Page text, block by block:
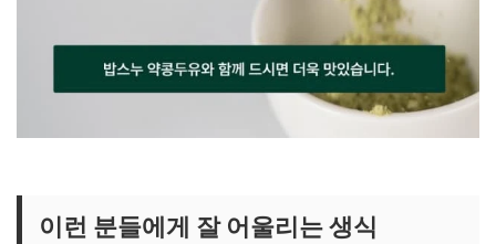
이런 분들에게 잘 어울리는 생식